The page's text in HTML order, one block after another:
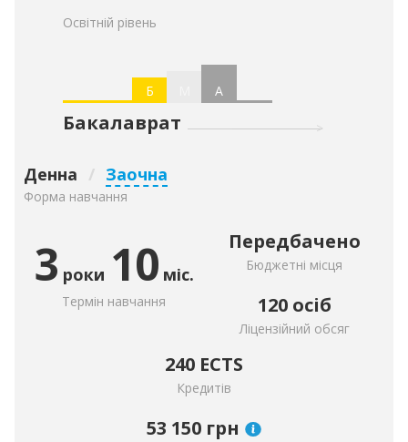
Освітній рівень
Б А
Бакалаврат
Денна / Заочна
Форма навчання
3 роки 10 міс.
Термін навчання
Передбачено
Бюджетні місця
120 осіб
Ліцензійний обсяг
240 ECTS
Кредитів
53 150 грн